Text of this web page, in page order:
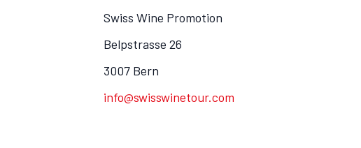
Swiss Wine Promotion
Belpstrasse 26
3007 Bern
info@swisswinetour.com